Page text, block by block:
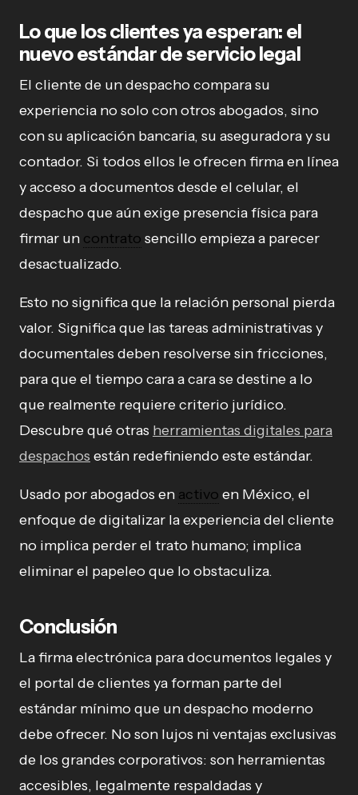
Lo que los clientes ya esperan: el
nuevo estándar de servicio legal
El cliente de un despacho compara su
experiencia no solo con otros abogados, sino
con su aplicación bancaria, su aseguradora y su
contador. Si todos ellos le ofrecen firma en línea
y acceso a documentos desde el celular, el
despacho que aún exige presencia física para
firmar un contrato sencillo empieza a parecer
desactualizado.
Esto no significa que la relación personal pierda
valor. Significa que las tareas administrativas y
documentales deben resolverse sin fricciones,
para que el tiempo cara a cara se destine a lo
que realmente requiere criterio jurídico.
Descubre qué otras herramientas digitales para
despachos están redefiniendo este estándar.
Usado por abogados en activo en México, el
enfoque de digitalizar la experiencia del cliente
no implica perder el trato humano; implica
eliminar el papeleo que lo obstaculiza.
Conclusión
La firma electrónica para documentos legales y
el portal de clientes ya forman parte del
estándar mínimo que un despacho moderno
debe ofrecer. No son lujos ni ventajas exclusivas
de los grandes corporativos: son herramientas
accesibles, legalmente respaldadas y